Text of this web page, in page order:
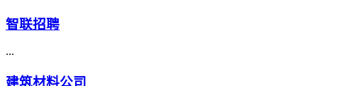
智联招聘
...
建筑材料公司